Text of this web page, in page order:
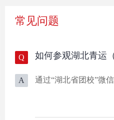
常见问题
Q
A
如何参观湖北青运
通过“湖北省团校”微